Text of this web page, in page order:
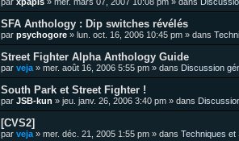
SFA Anthology : Dip switches révélés
par psychogore » lun. oct. 16, 2006 10:45 pm » dans
Street Fighter Alpha Anthology Guide
par veja » mer. août 16, 2006 5:55 pm » dans Discussion
South Park et Street Fighter !
par JSB-kun » jeu. janv. 26, 2006 3:40 pm » dans
[CVS2]
par veja » mer. déc. 21, 2005 1:55 pm » dans Techniques et